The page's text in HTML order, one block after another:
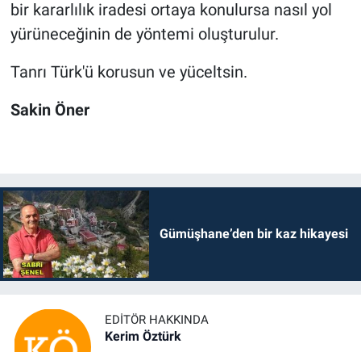
bir kararlılık iradesi ortaya konulursa nasıl yol
yürüneceğinin de yöntemi oluşturulur.
Tanrı Türk'ü korusun ve yüceltsin.
Sakin Öner
Gümüşhane’den bir kaz hikayesi
EDITÖR HAKKINDA
Kerim Öztürk